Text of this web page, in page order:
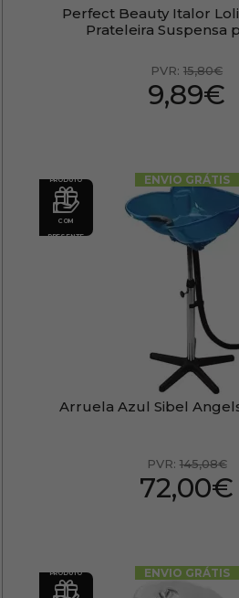
Perfect Beauty Italor
Prateleira Suspensa
PVR:15,80€
9,89€
PRODUTO
COM
PRESENTE
ENVIO GRÁTIS
Arruela Azul Sibel
PVR: 145,08€
72,00€
PRODUTO ENVIO GRÁTIS